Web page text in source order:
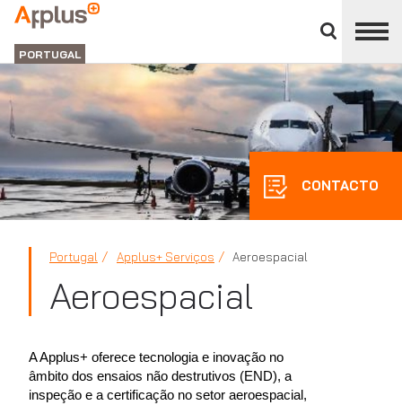
divisions
panel
Applus+
GRUPO
PORTUGAL
CONTACTO
Portugal Applus+ Serviços Aeroespacial
Aeroespacial
A Applus+ oferece tecnologia e inovação no
âmbito dos ensaios não destrutivos (END), a
inspeção e a certificação no setor aeroespacial,